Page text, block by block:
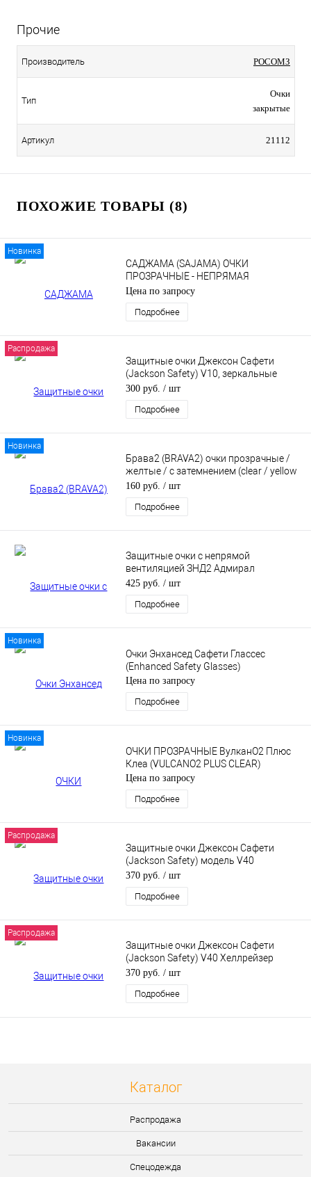
Прочие
Производитель РОСОМЗ
Тип
Очки
закрытые
Артикул 21112
ПОХОЖИЕ ТОВАРЫ (8)
Новинка
САДЖАМА (SAJAMA) ОЧКИ
ПРОЗРАЧНЫЕ - НЕПРЯМАЯ
ВЕНТИЛЯЦИЯ
Цена по запросу
Подробнее
Распродажа
Защитные очки Джексон Сафети
(Jackson Safety) V10, зеркальные
25645
300 руб. / шт
Подробнее
Новинка
Брава2 (BRAVA2) очки прозрачные /
желтые / с затемнением (clear / yellow
/ smoke)
160 руб. / шт
Подробнее
Защитные очки с непрямой
вентиляцией ЗНД2 Адмирал
(ADMIRAL)
425 руб. / шт
Подробнее
Новинка
Очки Энхансед Сафети Глассес
(Enhanced Safety Glasses)
Цена по запросу
Подробнее
Новинка
ОЧКИ ПРОЗРАЧНЫЕ ВулканО2 Плюс
Клеа (VULCANO2 PLUS CLEAR)
Цена по запросу
Подробнее
Распродажа
Защитные очки Джексон Сафети
(Jackson Safety) модель V40
Хеллрейзер (Hellraiser) 25716
370 руб. / шт
Подробнее
Распродажа
Защитные очки Джексон Сафети
(Jackson Safety) V40 Хеллрейзер
(Hellraiser) дымчатые 25714
370 руб. / шт
Подробнее
Каталог
Распродажа
Вакансии
Спецодежда